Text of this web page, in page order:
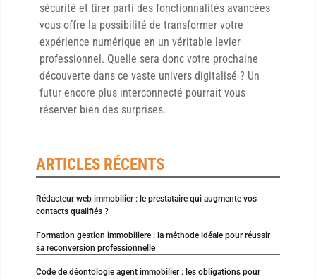
sécurité et tirer parti des fonctionnalités avancées
vous offre la possibilité de transformer votre
expérience numérique en un véritable levier
professionnel. Quelle sera donc votre prochaine
découverte dans ce vaste univers digitalisé ? Un
futur encore plus interconnecté pourrait vous
réserver bien des surprises.
ARTICLES RÉCENTS
Rédacteur web immobilier : le prestataire qui augmente vos
contacts qualifiés ?
Formation gestion immobiliere : la méthode idéale pour réussir
sa reconversion professionnelle
Code de déontologie agent immobilier : les obligations pour